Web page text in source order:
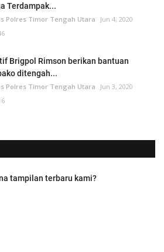
Terdampak...
Polres Timor Tengah Utara
Jun 4, 2020
Brigpol Rimson berikan bantuan
ditengah...
Polres Timor Tengah Utara
Jun 3, 2020
tampilan terbaru kami?